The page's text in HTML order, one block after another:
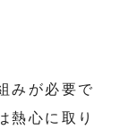
みが必要で
熱心に取り